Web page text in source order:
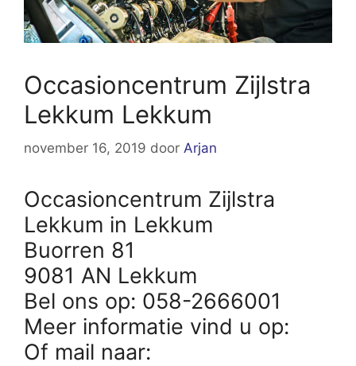
Occasioncentrum Zijlstra
Lekkum Lekkum
november 16, 2019 door Arjan
Occasioncentrum Zijlstra
Lekkum in Lekkum
Buorren 81
9081 AN Lekkum
Bel ons op: 058-2666001
Meer informatie vind u op:
Of mail naar: